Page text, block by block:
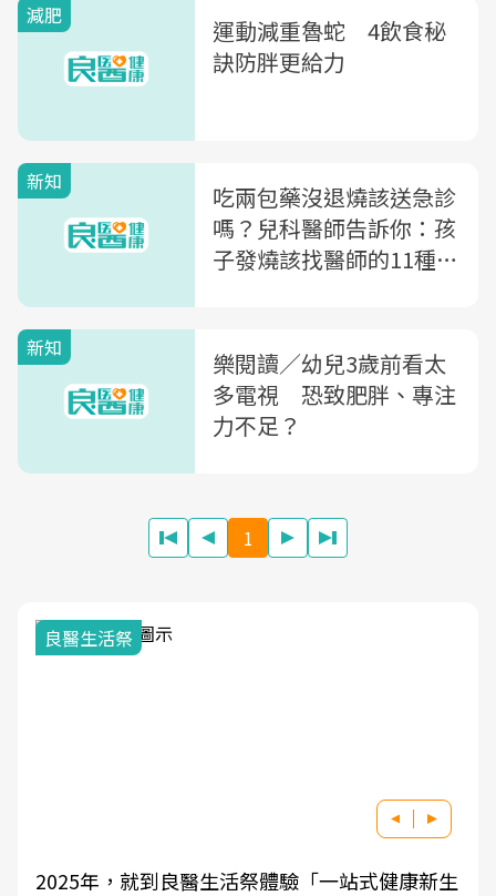
減肥
運動減重魯蛇 4飲食秘
訣防胖更給力
新知
吃兩包藥沒退燒該送急診
嗎？兒科醫師告訴你：孩
子發燒該找醫師的11種狀
新知
樂閱讀／幼兒3歲前看太
多電視 恐致肥胖、專注
力不足？
1
良醫生活祭
2025年，就到良醫生活祭體驗「一站式健康新生